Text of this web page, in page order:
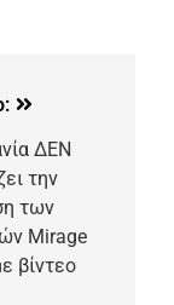
ΔΕΝ
την
των
Mirage
βίντεο